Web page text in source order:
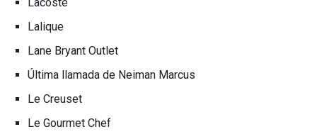
Lalique
Lane Bryant Outlet
Última llamada de Neiman Marcus
Le Creuset
Le Gourmet Chef